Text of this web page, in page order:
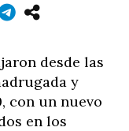
desde las
y
con un nuevo
en los